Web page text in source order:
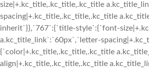
size|+.kc_title,.kc_title,.kc_title
spacing|+.kc_title,.kc_title,.kc_title
inherit`}},`767`:{`title-style`:{`font-
a.kc_title_link`:`60px`,`letter-
{`color|+.kc_title,.kc_title,.kc_title
align|+.kc_title,.kc_title,.kc_title